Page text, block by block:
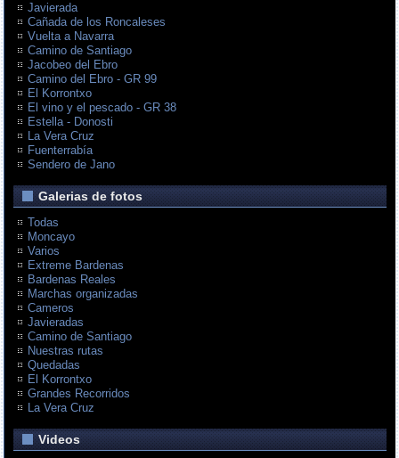
Javierada
Cañada de los Roncaleses
Vuelta a Navarra
Camino de Santiago
Jacobeo del Ebro
Camino del Ebro - GR 99
El Korrontxo
El vino y el pescado - GR 38
Estella - Donosti
La Vera Cruz
Fuenterrabía
Sendero de Jano
Galerias de fotos
Todas
Moncayo
Varios
Extreme Bardenas
Bardenas Reales
Marchas organizadas
Cameros
Javieradas
Camino de Santiago
Nuestras rutas
Quedadas
El Korrontxo
Grandes Recorridos
La Vera Cruz
Videos